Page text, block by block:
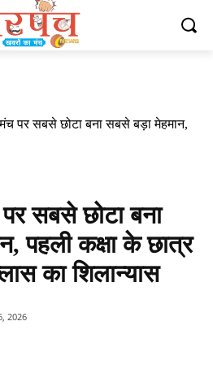
पर सबसे छोटा बना सबसे बड़ा मेहमान,
सबसे छोटा बना
पहली कक्षा के छात्र
का शिलान्यास
2026